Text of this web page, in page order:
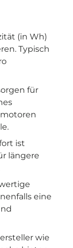
(in Wh)
Typisch
für
ist
längere
eine
wie